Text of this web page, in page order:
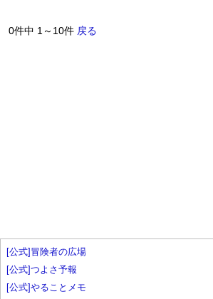
0件中 1～10件 戻る
[公式]冒険者の広場
[公式]つよさ予報
[公式]やることメモ